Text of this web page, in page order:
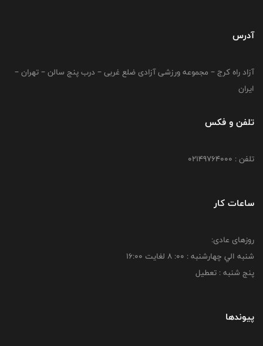
آدرس
آزاد راه کرج – مجموعه ورزشی آزادی ضلع غربی – درب پنج سالن – تهران –
ایران
تلفن و فکس
تلفن : 02149764000
ساعات کار
روزهای عادی:
شنبه الي چهارشنبه : 00: 8 لغايت 16:00
پنج شنبه : تعطیل
پیوندها